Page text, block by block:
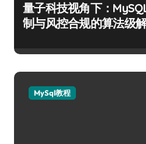
量子科技视角下：
制与风控合规的算法级
MySql教程